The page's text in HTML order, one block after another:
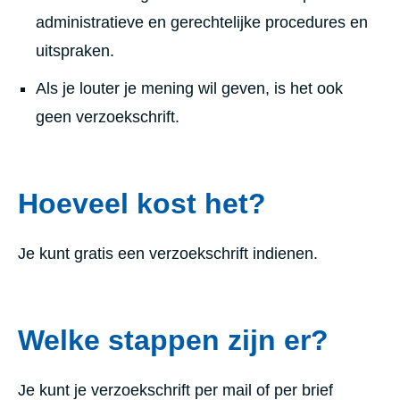
administratieve en gerechtelijke procedures en
uitspraken.
Als je louter je mening wil geven, is het ook
geen verzoekschrift.
Hoeveel kost het?
Je kunt gratis een verzoekschrift indienen.
Welke stappen zijn er?
Je kunt je verzoekschrift per mail of per brief